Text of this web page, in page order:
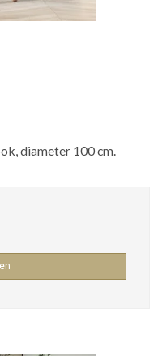
diameter 100 cm.